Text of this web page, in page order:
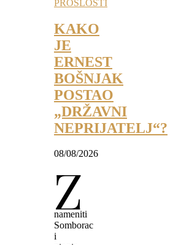
PROŠLOSTI
KAKO
JE
ERNEST
BOŠNJAK
POSTAO
„DRŽAVNI
NEPRIJATELJ“?
08/08/2026
Z
nameniti
Somborac
i